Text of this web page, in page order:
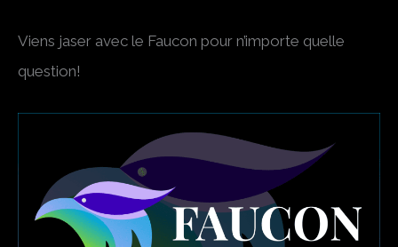
Viens jaser avec le Faucon pour n’importe quelle
question!